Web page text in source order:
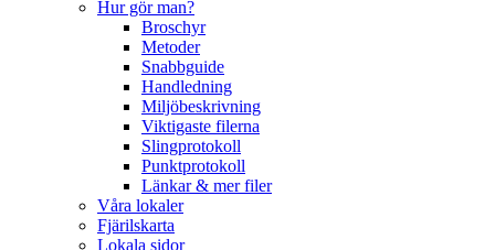
Hur gör man?
Broschyr
Metoder
Snabbguide
Handledning
Miljöbeskrivning
Viktigaste filerna
Slingprotokoll
Punktprotokoll
Länkar & mer filer
Våra lokaler
Fjärilskarta
Lokala sidor